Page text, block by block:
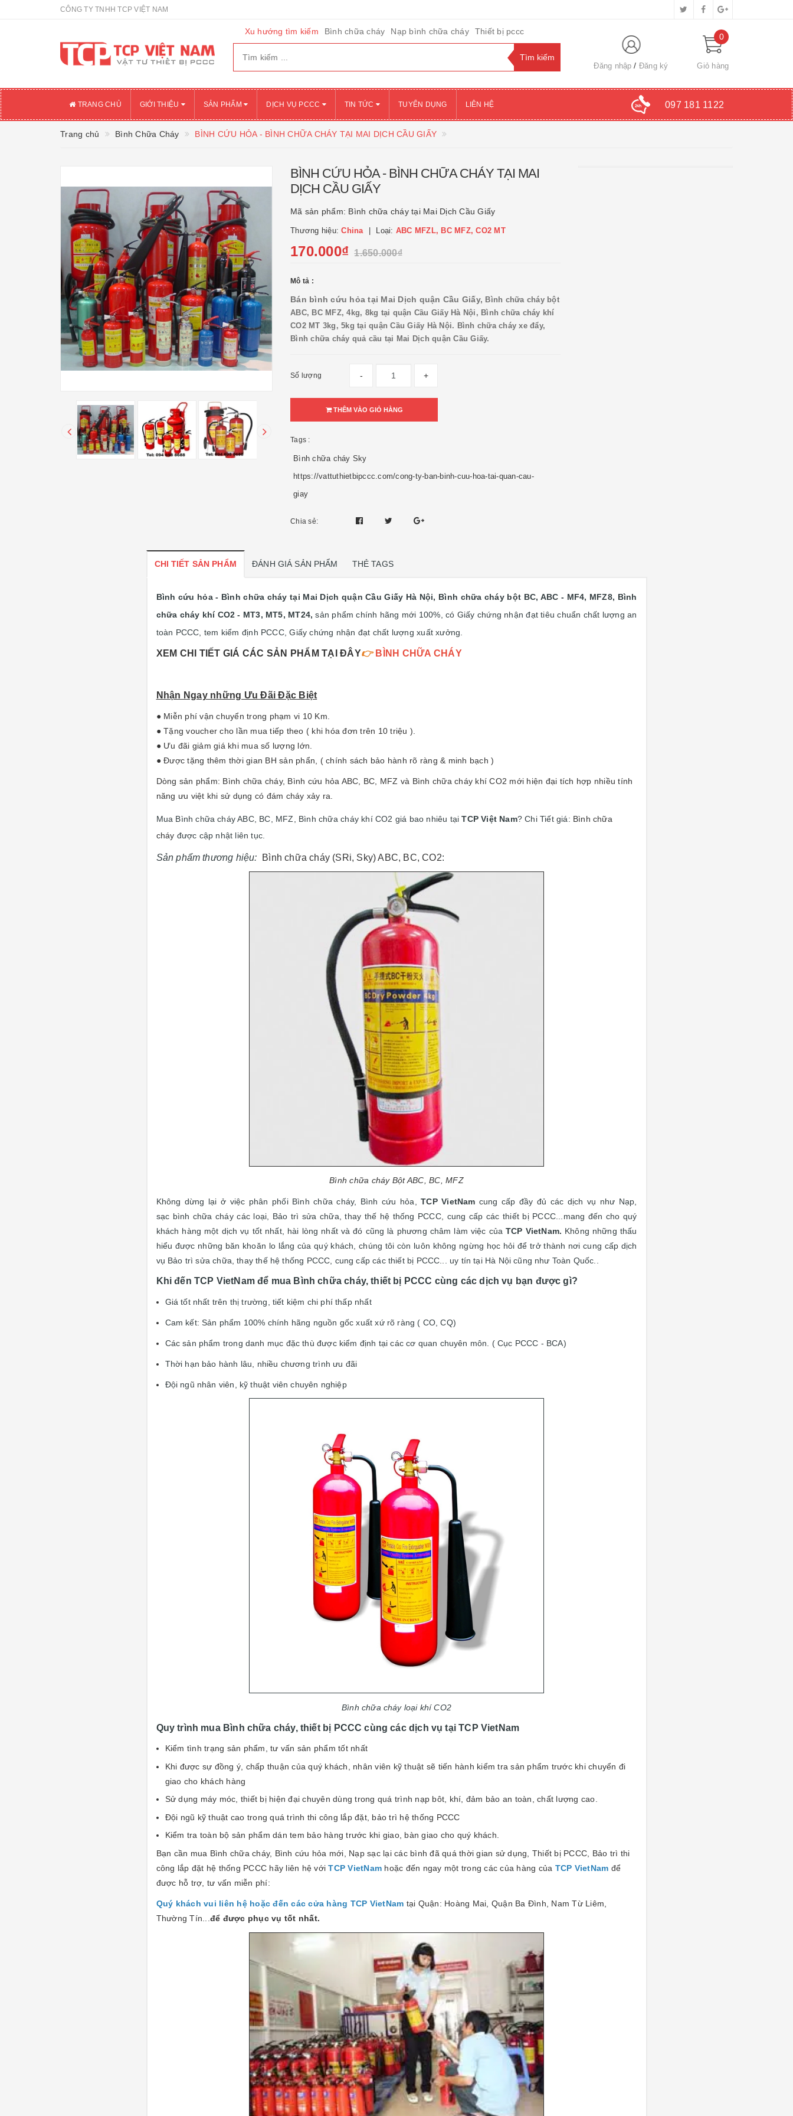
CÔNG TY TNHH TCP VIỆT NAM
Xu hướng tìm kiếm Bình chữa cháy Nạp bình chữa cháy Thiết bị pccc
Đăng nhập Đăng ký
0
Giỏ hàng
TRANG CHỦ GIỚI THIỆU SẢN PHẨM DỊCH VỤ PCCC TIN TỨC TUYỂN DỤNG LIÊN HỆ 097 181 1122
Trang chủ Bình Chữa Cháy BÌNH CỨU HỎA - BÌNH CHỮA CHÁY TẠI MAI DỊCH CẦU GIẤY
BÌNH CỨU HỎA - BÌNH CHỮA CHÁY TẠI MAI
DỊCH CẦU GIẤY
Mã sản phẩm: Bình chữa cháy tại Mai Dịch Cầu Giấy
Thương hiệu:China Loại: ABC MFZL, BC MFZ, CO2 MT
170.000₫ 1.650.000₫
Mô tả :
Bán bình cứu hỏa tại Mai Dịch quận Cầu Giấy, Bình chữa cháy bột
ABC, BC MFZ, 4kg, 8kg tại quận Cầu Giấy Hà Nội, Bình chữa cháy khí
CO2 MT 3kg, 5kg tại quận Cầu Giấy Hà Nội. Bình chữa cháy xe đẩy,
Bình chữa cháy quả cầu tại Mai Dịch quận Cầu Giấy.
Số lượng - +
THÊM VÀO GIỎ HÀNG
Tags :
Bình chữa cháy Sky
https://vattuthietbipccc.com/cong-ty-ban-binh-cuu-hoa-tai-quan-cau-
giay
Chia sẻ:
CHI TIẾT SẢN PHẨM ĐÁNH GIÁ SẢN PHẨM THẺ TAGS
Bình cứu hỏa - Bình chữa cháy tại Mai Dịch quận Cầu Giấy Hà Nội, Bình chữa cháy bột BC, ABC - MF4, MFZ8, Bình
chữa cháy khí CO2 - MT3, MT5, MT24,sản phẩm chính hãng mới 100%, có Giấy chứng nhận đạt tiêu chuẩn chất lượng an
toàn PCCC, tem kiểm định PCCC, Giấy chứng nhận đạt chất lượng xuất xưởng.
XEM CHI TIẾT GIÁ CÁC SẢN PHẨM TẠI ĐÂY👉 BÌNH CHỮA CHÁY
Nhận Ngay những Ưu Đãi Đặc Biệt
● Miễn phí vận chuyển trong phạm vi 10 Km.
● Tặng voucher cho lần mua tiếp theo ( khi hóa đơn trên 10 triệu ).
● Ưu đãi giảm giá khi mua số lượng lớn.
● Được tặng thêm thời gian BH sản phẩn, ( chính sách bảo hành rõ ràng & minh bạch )
Dòng sản phẩm: Bình chữa cháy, Bình cứu hỏa ABC, BC, MFZ và Bình chữa cháy khí CO2 mới hiện đại tích hợp nhiều tính
năng ưu việt khi sử dụng có đám cháy xảy ra.
Mua Bình chữa cháy ABC, BC, MFZ, Bình chữa cháy khí CO2 giá bao nhiêu tạiTCP Việt Nam? Chi Tiết giá: Bình chữa
cháy được cập nhật liên tục.
Sản phẩm thương hiệu: Bình chữa cháy (SRi, Sky) ABC, BC, CO2:
Bình chữa cháy Bột ABC, BC, MFZ
Không dừng lại ở việc phân phối Bình chữa cháy, Bình cứu hỏa,TCP VietNam cung cấp đầy đủ các dịch vụ như Nạp,
sạc bình chữa cháy các loại, Bảo trì sửa chữa, thay thế hệ thống PCCC,
cung cấp các thiết bị PCCC...mang đến cho quý
khách hàng một dịch vụ tốt nhất, hài lòng nhất và đó cũng là phương châm làm việc củaTCP VietNam. Không những thấu
hiểu được những băn khoăn lo lắng của quý khách, chúng tôi còn luôn không ngừng học hỏi để trở thành nơi cung cấp dịch
vụ Bảo trì sửa chữa, thay thế hệ thống PCCC, cung cấp các thiết bị PCCC... uy tín tại Hà Nội cũng như Toàn Quốc..
Khi đến TCP VietNam để mua Bình chữa cháy, thiết bị PCCC cùng các dịch vụ bạn được gì?
Giá tốt nhất trên thị trường, tiết kiệm chi phí thấp nhất
Cam kết: Sản phẩm 100% chính hãng nguồn gốc xuất xứ rõ ràng ( CO, CQ)
Các sản phẩm trong danh mục đặc thù được kiểm định tại các cơ quan chuyên môn. ( Cục PCCC - BCA)
Thời hạn bảo hành lâu, nhiều chương trình ưu đãi
Đội ngũ nhân viên, kỹ thuật viên chuyên nghiệp
Bình chữa cháy loại khí CO2
Quy trình mua Bình chữa cháy, thiết bị PCCC cùng các dịch vụ tại TCP VietNam
Kiểm tình trạng sản phẩm, tư vấn sản phẩm tốt nhất
Khi được sự đồng ý, chấp thuận của quý khách, nhân viên kỹ thuật sẽ tiến hành kiểm tra sản phẩm trước khi chuyển đi
giao cho khách hàng
Sử dụng máy móc, thiết bị hiện đại chuyên dùng trong quá trình nạp bôt, khí, đảm bảo an toàn, chất lượng cao.
Đội ngũ kỹ thuật cao trong quá trình thi công lắp đặt, bảo trì hệ thống PCCC
Kiểm tra toàn bộ sản phẩm dán tem bảo hàng trước khi giao, bàn giao cho quý khách.
Bạn cần mua Bình chữa cháy, Bình cứu hỏa mới, Nạp sạc lại các bình đã quá thời gian sử dụng, Thiết bị PCCC, Bảo trì thi
công lắp đặt hệ thống PCCC hãy liên hệ vớiTCP VietNam hoặc đến ngay một trong các của hàng của TCP VietNam để
được hỗ trợ, tư vấn miễn phí:
Quý khách vui liên hệ hoặc đến các cửa hàng TCP VietNam tại Quận: Hoàng Mai, Quận Ba Đình, Nam Từ Liêm,
Thường Tín... để được phục vụ tốt nhất.